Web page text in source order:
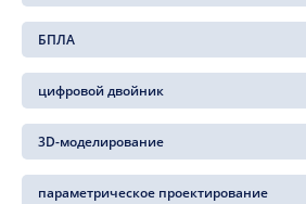
БПЛА
цифровой двойник
3D-моделирование
параметрическое проектирование